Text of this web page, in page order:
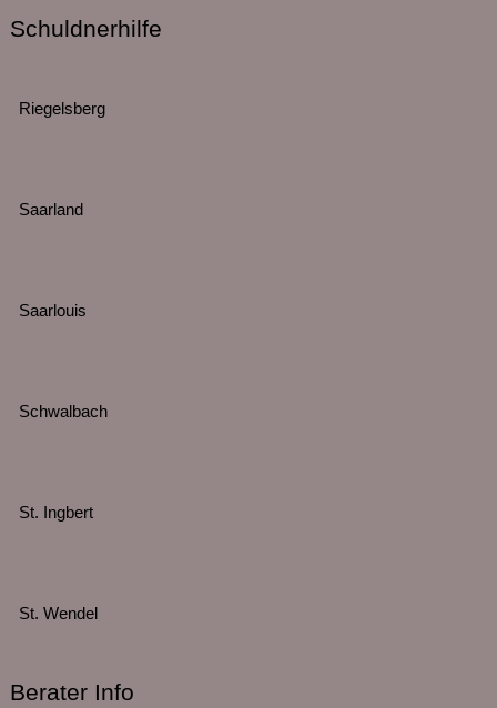
Schuldnerhilfe
Riegelsberg
Saarland
Saarlouis
Schwalbach
St. Ingbert
St. Wendel
Berater Info